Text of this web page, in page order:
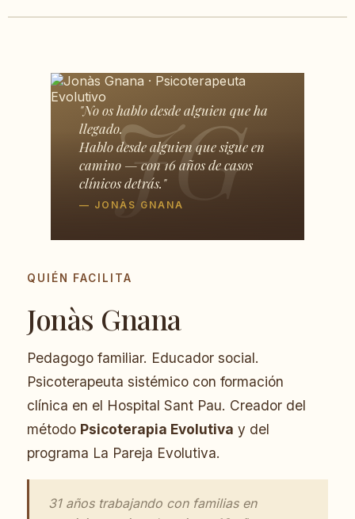
"No os hablo desde alguien que ha
llegado.
Hablo desde alguien que sigue en
camino — con 16 años de casos
clínicos detrás."
— JONÀS GNANA
QUIÉN FACILITA
Jonàs Gnana
Pedagogo familiar. Educador social.
Psicoterapeuta sistémico con formación
clínica en el Hospital Sant Pau. Creador del
método Psicoterapia Evolutiva y del
programa La Pareja Evolutiva.
31 años trabajando con familias en